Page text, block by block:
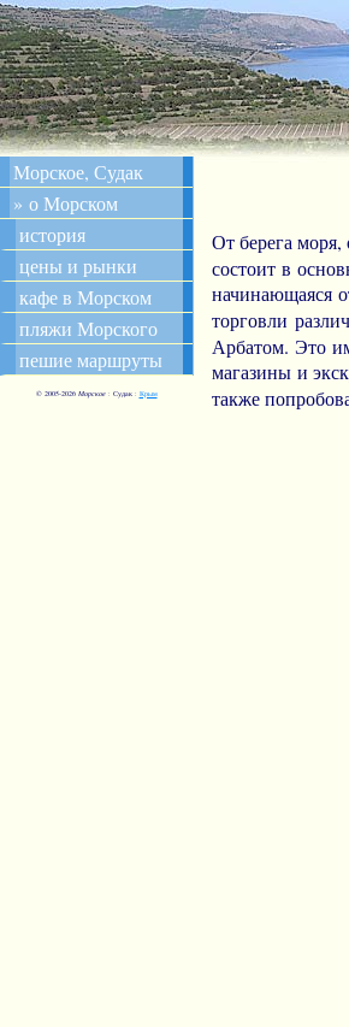
От берега
состоит в
начинающаяся
торговли
Арбатом. Это
магазины и
также
Морское, Судак
» о Морском
история
цены и рынки
кафе в Морском
пляжи Морского
пешие маршруты
© 2005-2026 Морское: Судак : Крым